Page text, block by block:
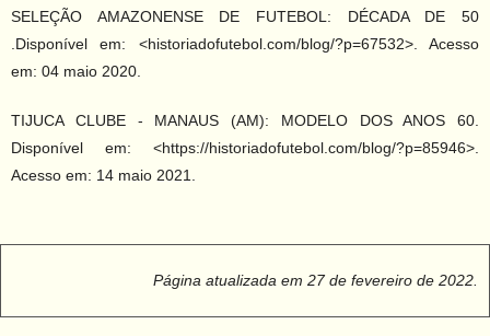
SELEÇÃO AMAZONENSE DE FUTEBOL: DÉCADA DE 50
.Disponível em: <historiadofutebol.com/blog/?p=67532>. Acesso
em: 04 maio 2020.
TIJUCA CLUBE - MANAUS (AM): MODELO DOS ANOS 60.
Disponível em: <https://historiadofutebol.com/blog/?p=85946>.
Acesso em: 14 maio 2021.
Página atualizada em 27 de fevereiro de 2022.